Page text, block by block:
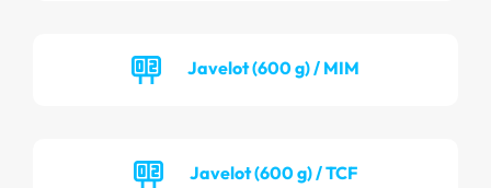
Javelot (600 g) / MIM
Javelot (600 g) / TCF